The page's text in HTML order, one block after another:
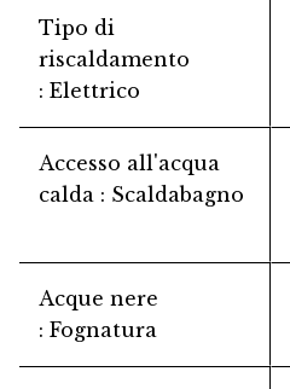
Tipo di
riscaldamento
Elettrico
Accesso all'acqua
calda
Scaldabagno
Acque nere
Fognatura